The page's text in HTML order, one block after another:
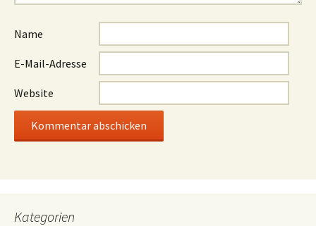
Name
E-Mail-Adresse
Website
Kategorien